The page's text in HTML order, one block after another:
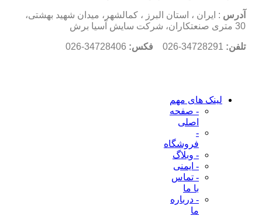
آدرس : ایران ، استان البرز ، کمالشهر، میدان شهید بهشتی،
30 متری صنعتکاران، شرکت سایش آسیا برش
تلفن: 34728291-026 فکس:
لینک های مهم
- صفحه
اصلی
-
فروشگاه
- وبلاگ
- ایمنی
- تماس
با ما
- درباره
ما